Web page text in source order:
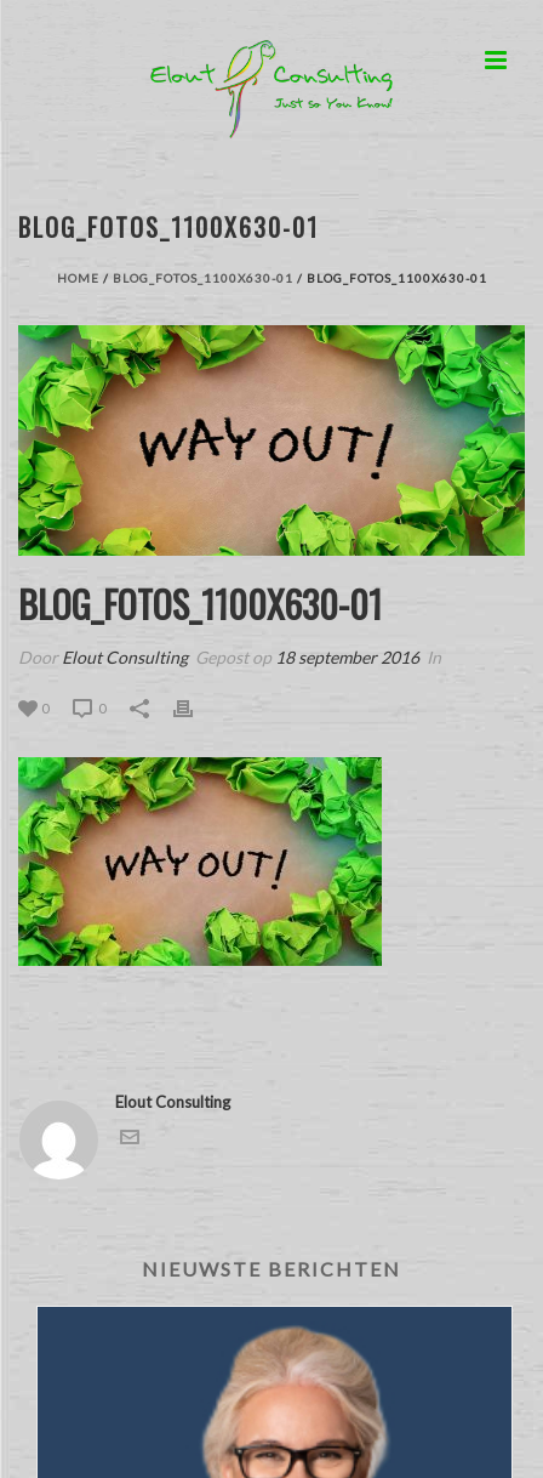
BLOG_FOTOS_1100X630-01
HOME / BLOG_FOTOS_1100X630-01 / BLOG_FOTOS_1100X630-01
BLOG_FOTOS_1100X630-01
DoorElout Consulting Gepost op 18 september 2016 In
0 0
Elout Consulting
NIEUWSTE BERICHTEN